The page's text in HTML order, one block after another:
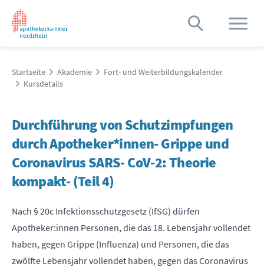
Startseite Akademie
Fort- und Weiterbildungskalender
Kursdetails
Durchführung von Schutzimpfungen
durch Apotheker*innen- Grippe und
Coronavirus SARS- CoV-2: Theorie
kompakt- (Teil 4)
Nach § 20c Infektionsschutzgesetz (IfSG) dürfen
Apotheker:innen Personen, die das 18. Lebensjahr vollendet
haben, gegen Grippe (Influenza) und Personen, die das
zwölfte Lebensjahr vollendet haben, gegen das Coronavirus